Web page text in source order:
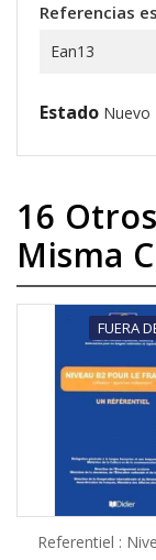
Referencias
Ean13
Estado Nuevo
16
Misma
FUERA
Referentiel :